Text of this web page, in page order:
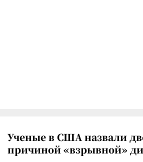
Ученые в США назвали
причиной «взрывной»